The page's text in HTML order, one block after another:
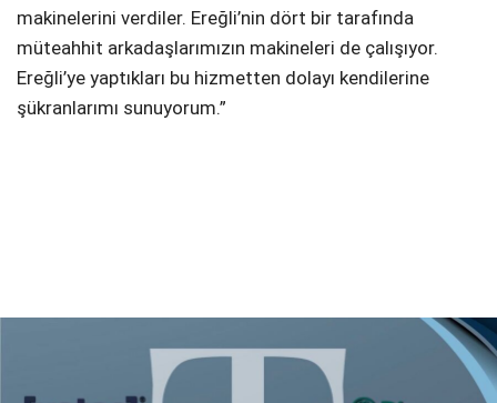
makinelerini verdiler. Ereğli’nin dört bir tarafında
müteahhit arkadaşlarımızın makineleri de çalışıyor.
Ereğli’ye yaptıkları bu hizmetten dolayı kendilerine
şükranlarımı sunuyorum.”